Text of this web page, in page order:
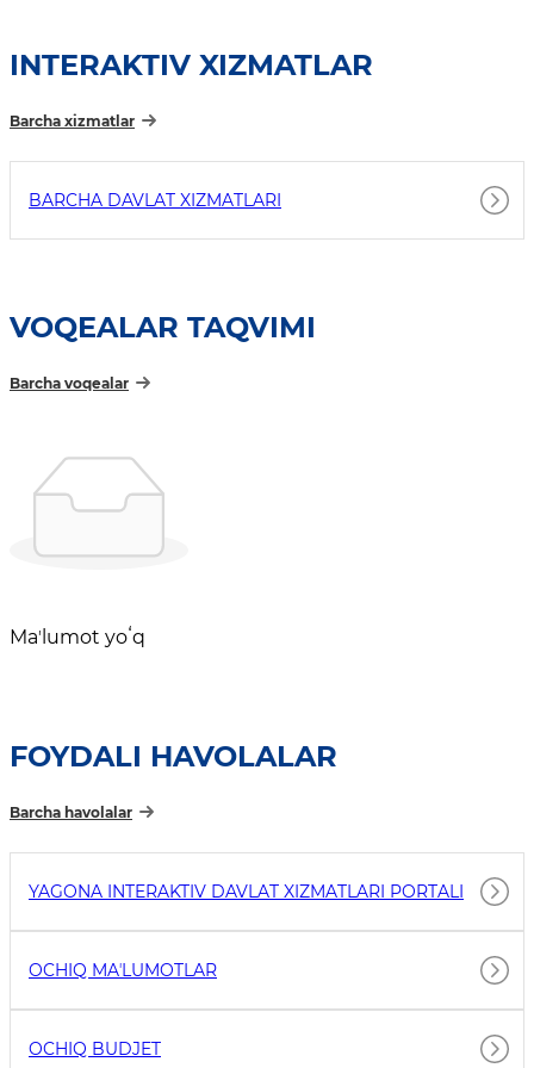
INTERAKTIV XIZMATLAR
Barcha xizmatlar
BARCHA DAVLAT XIZMATLARI
VOQEALAR TAQVIMI
Barcha voqealar
Maʼlumot yoʻq
FOYDALI HAVOLALAR
Barcha havolalar
YAGONA INTERAKTIV DAVLAT XIZMATLARI PORTALI
OCHIQ MAʼLUMOTLAR
OCHIQ BUDJET